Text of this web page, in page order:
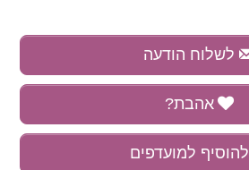
לשלוח הודעה
אהבת?
להוסיף למועדפים